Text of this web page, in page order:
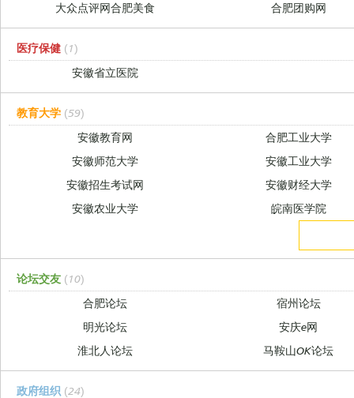
大众点评网合肥美食
合肥团购网
医疗保健 (1)
安徽省立医院
教育大学 (59)
安徽教育网
合肥工业大学
安徽师范大学
安徽工业大学
安徽招生考试网
安徽财经大学
安徽农业大学
皖南医学院
论坛交友 (10)
合肥论坛
宿州论坛
明光论坛
安庆e网
淮北人论坛
马鞍山OK论坛
政府组织 (24)